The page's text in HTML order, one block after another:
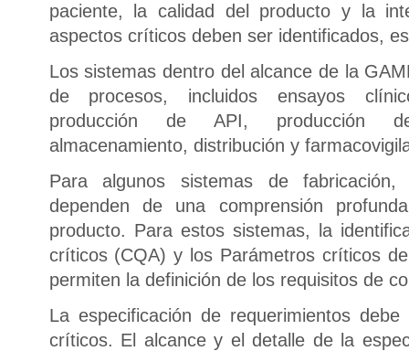
paciente, la calidad del producto y la
aspectos críticos deben ser identificados,
Los sistemas dentro del alcance de la
de procesos, incluidos ensayos
producción de API, producción
almacenamiento, distribución y
Para algunos sistemas de
dependen de una comprensión
producto. Para estos sistemas, la
críticos (CQA) y los Parámetros críticos
permiten la definición de los requisitos de
La especificación de requerimientos
críticos. El alcance y el detalle de la